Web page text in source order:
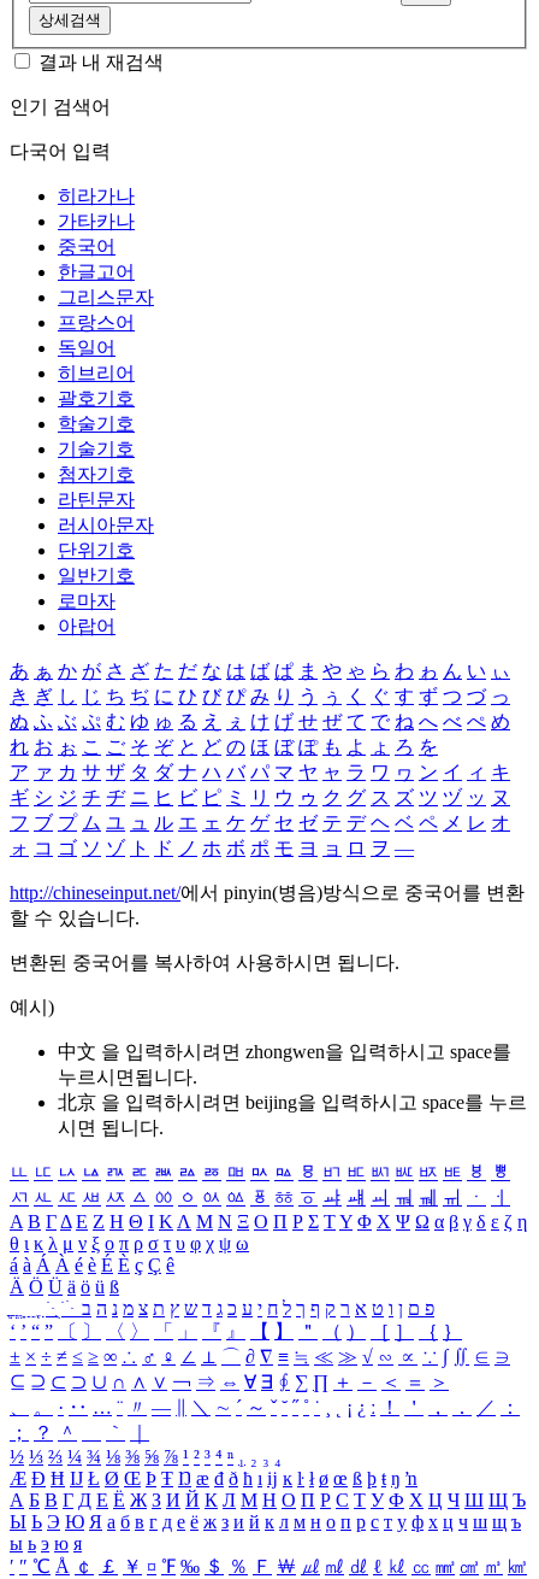
상세검색
결과 내 재검색
인기 검색어
다국어 입력
히라가나
가타카나
중국어
한글고어
그리스문자
프랑스어
독일어
히브리어
괄호기호
학술기호
기술기호
첨자기호
라틴문자
러시아문자
단위기호
일반기호
로마자
아랍어
あ ぁ か が さ ざ た だ な は ば ぱ ま や ゃ ら わ ゎ ん い ぃ
き ぎ し じ ち ぢ に ひ び ぴ み り う ぅ く ぐ す ず つ づ っ
ぬ ふ ぶ ぷ む ゆ ゅ る え ぇ け げ せ ぜ て で ね へ べ ぺ め
れ お ぉ こ ご そ ぞ と ど の ほ ぼ ぽ も よ ょ ろ を
ア ァ カ サ ザ タ ダ ナ ハ バ パ マ ヤ ャ ラ ワ ヮ ン イ ィ キ
ギ シ ジ チ ヂ ニ ヒ ビ ピ ミ リ ウ ゥ ク グ ス ズ ツ ヅ ッ ヌ
フ ブ プ ム ユ ュ ル エ ェ ケ ゲ セ ゼ テ デ ヘ ベ ペ メ レ オ
ォ コ ゴ ソ ゾ ト ド ノ ホ ボ ポ モ ヨ ョ ロ ヲ ―
http://chineseinput.net/에서 pinyin(병음)방식으로 중국어를 변환
할 수 있습니다.
변환된 중국어를 복사하여 사용하시면 됩니다.
예시)
中文 을 입력하시려면 zhongwen을 입력하시고 space를
누르시면됩니다.
北京 을 입력하시려면 beijing을 입력하시고 space를 누르
시면 됩니다.
ㅥ ㅦ ㅧ ㅨ ㅩ ㅪ ㅫ ㅬ ㅭ ㅮ ㅯ ㅰ ㅱ ㅲ ㅳ ㅴ ㅵ ㅶ ㅷ ㅸ
ㅹ
ㅺ ㅻ ㅼ ㅽ ㅾ ㅿ ㆀ ㆁ ㆂ ㆃ ㆄ ㆅ ㆆ ㆇ ㆈ ㆉ ㆊ ㆋ ㆌ ㆍ
ㆎ
Α Β ΓΔ Ε Ζ Η Θ Ι ΚΛ Μ Ν Ξ Ο Π Ρ Σ ΤΥ Φ Χ Ψ Ω α β γ δ ε ζ η
θ ι κ λ μ ν ξ ο π ρ σ τ υ φ χ ψ ω
á à Á À é è É È ç Ç ê
Ä Ö Ü ä ö ü ß
ִֶֹ ֻּ ׁׂ פ ם ן ו ט א ר ק ף ך ל ח י ע כ ג ד ש ץ ת צ מ נ ה ב
‘ ’ “ ” 〔 〕 〈 〉 「 」 『 』 【 】 ＂ （ ） ［ ］ ｛ ｝
± × ÷ ≠ ≤ ≥ ∞ ∴ ♂ ♀ ∠ ⊥ ⌒ ∂ ∇ ≡ ≒ ≪ ≫ √ ∽ ∝ ∵ ∫ ∬ ∈ ∋
⊆ ⊇ ⊂ ⊃ ∪ ∩ ∧ ∨ ￢ ⇒ ⇔ ∀ ∃ ∮ ∑ ∏ ＋ － ＜ ＝
＞
、
。 · ‥ … ¨ 〃 ― ＼ ∼ ´ ～ ˇ ˘ ˝ ˚ ˙ ¸ ¡ ¿ ː ！ ＇ ， ． ／
：
；
？ ＾ ｀
½ ⅓ ⅔ ¼ ¾ ⅛ ⅜ ⅝ ⅞ ¹ ² ³ ⁴ ⁿ ₁ ₂ ₃ ₄
Æ Ð Ħ Ĳ Ł Ø Œ Þ Ŧ Ŋ æ đ ð ħ ı ĳ ĸ ŀ ł ø œ ß þ ŧ ŋ ŉ
А Б В Г Д Е Ё Ж З И Й К Л М Н О П Р С Т У Ф Х Ц Ч Ш Щ Ъ
Ы Ь Э Ю Я а б в г д е ё ж з и й к л м н о п р с т у ф х ц ч ш щ ъ
ы ь э ю я
′ ″ ℃ Å ￠ ￡ ￥ ¤ ℉ ‰ ＄ ％ Ｆ ￦ ㎕ ㎖ ㎗ ℓ ㎘ ㏄ ㎣ ㎤ ㎥ ㎦